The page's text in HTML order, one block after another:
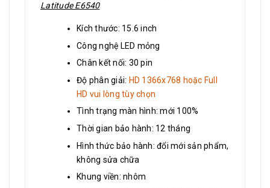
Latitude E6540
Kích thước: 15.6 inch
Công nghệ LED mỏng
Chân kết nối: 30 pin
Độ phân giải: HD 1366x768 hoặc Full
HD vui lòng tùy chọn
Tình trạng màn hình: mới 100%
Thời gian bảo hành: 12 tháng
Hình thức bảo hành: đổi mới sản phẩm,
không sửa chữa
Khung viền: nhôm